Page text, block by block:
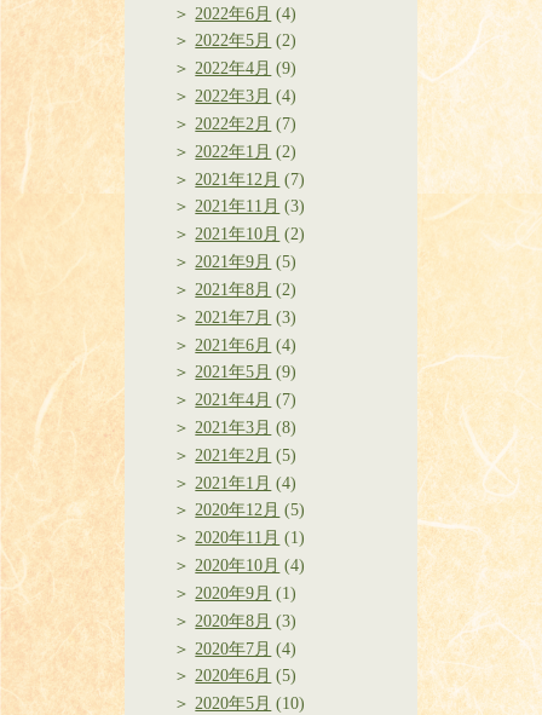
2022年6月 (4)
2022年5月 (2)
2022年4月 (9)
2022年3月 (4)
2022年2月 (7)
2022年1月 (2)
2021年12月 (7)
2021年11月 (3)
2021年10月 (2)
2021年9月 (5)
2021年8月 (2)
2021年7月 (3)
2021年6月 (4)
2021年5月 (9)
2021年4月 (7)
2021年3月 (8)
2021年2月 (5)
2021年1月 (4)
2020年12月 (5)
2020年11月 (1)
2020年10月 (4)
2020年9月 (1)
2020年8月 (3)
2020年7月 (4)
2020年6月 (5)
2020年5月 (10)